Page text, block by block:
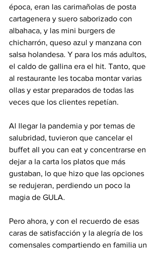
época, eran las carimañolas de posta
cartagenera y suero saborizado con
albahaca, y las mini burgers de
chicharrón, queso azul y manzana con
salsa holandesa. Y para los más adultos,
el caldo de gallina era el hit. Tanto, que
al restaurante les tocaba montar varias
ollas y estar preparados de todas las
veces que los clientes repetían.
Al llegar la pandemia y por temas de
salubridad, tuvieron que cancelar el
buffet all you can eat y concentrarse en
dejar a la carta los platos que más
gustaban, lo que hizo que las opciones
se redujeran, perdiendo un poco la
magia de GULA.
Pero ahora, y con el recuerdo de esas
caras de satisfacción y la alegría de los
comensales compartiendo en familia un